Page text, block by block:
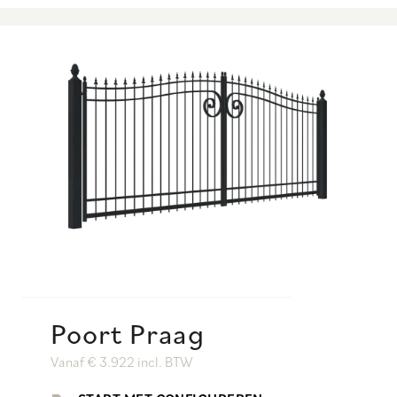
Poort Praag
Vanaf € 3.922 incl. BTW